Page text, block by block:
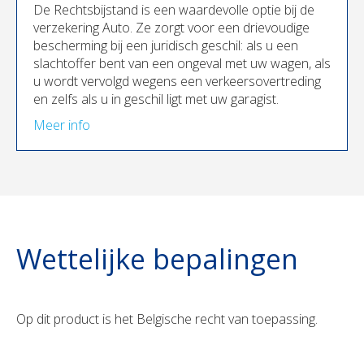
De Rechtsbijstand is een waardevolle optie bij de
verzekering Auto. Ze zorgt voor een drievoudige
bescherming bij een juridisch geschil: als u een
slachtoffer bent van een ongeval met uw wagen, als
u wordt vervolgd wegens een verkeersovertreding
en zelfs als u in geschil ligt met uw garagist.
Meer info
Wettelijke bepalingen
Op dit product is het Belgische recht van toepassing.